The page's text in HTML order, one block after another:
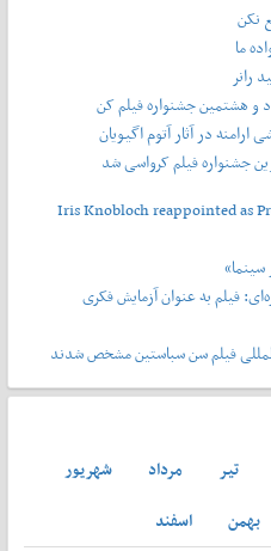
نکن
ما
رانر
و هشتمین جشنواره فیلم کن
در آثار آتوم اگیویان
جشنواره فیلم کرواسی شد
Iris Knobloch reappointed as
فیلم به عنوان آزمایش فکری
فیلم سن سباستین مشخص شدند
تير مرداد
شهريور
بهمن
اسفند